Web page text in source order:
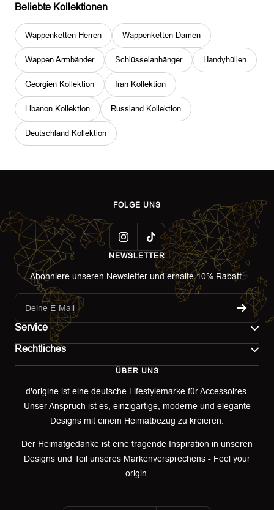
Beliebte Kollektionen
Wappenketten Herren Wappenketten Damen
Wappen Armbänder Schlüsselanhänger Handyhüllen
Georgien Kollektion Iran Kollektion
Libanon Kollektion Russland Kollektion
Deutschland Kollektion
FOLGE UNS
NEWSLETTER
Abonniere unseren Newsletter und erhalte 10% Rabatt.
Deine E-Mail
Service
Retoure & Umtausch
Retourenportal
Rechtliches
AGB
Widerrufsbelehrung
ÜBER UNS
d'origine ist eine deutsche Lifestylemarke für Accessoires.
Unser Anspruch ist es, einzigartige, moderne und elegante
Designs mit einem Heimatbezug zu kreieren.
Der Heimatgedanke ist eine tragende Inspiration in unseren
Designs und Teil unseres Markenversprechens - Feel your
origin.